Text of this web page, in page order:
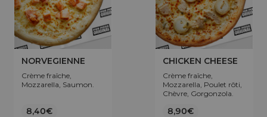
NORVEGIENNE
Crème fraîche,
Mozzarella, Saumon.
8,40€
CHICKEN CHEESE
Crème fraîche,
Mozzarella, Poulet rôti,
Chèvre, Gorgonzola.
8,90€